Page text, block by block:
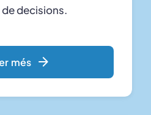
de decisions.
més